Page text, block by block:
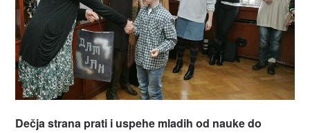
Dečja strana prati i uspehe mladih od nauke do